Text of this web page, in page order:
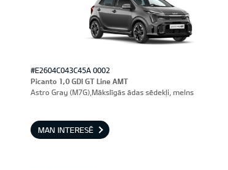
#E2604C043C45A 0002
Picanto 1,0 GDI GT Line AMT
Astro Gray (M7G),Mākslīgās ādas sēdekļi, melns
MAN INTERESĒ